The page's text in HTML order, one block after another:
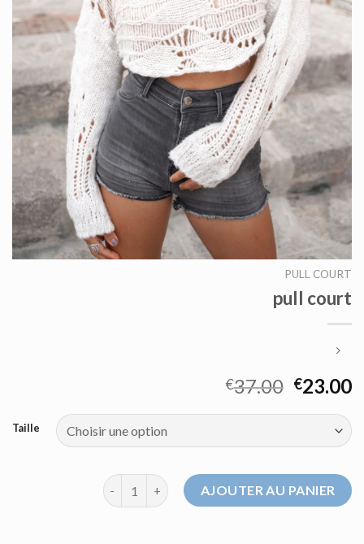
PULL COURT
pull court
€37.00 €23.00
Taille
quantité de pull courtAJOUTER AU PANIER